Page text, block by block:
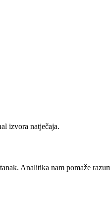
izvora natječaja.
Analitika nam pomaže